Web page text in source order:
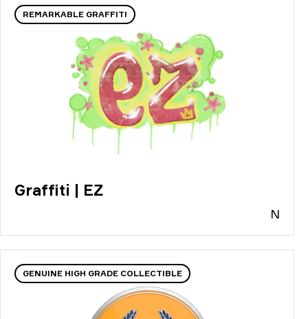
REMARKABLE GRAFFITI
Graffiti | EZ
N
GENUINE HIGH GRADE COLLECTIBLE